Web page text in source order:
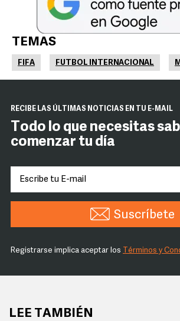
TEMAS
FIFA FUTBOL INTERNACIONAL
RECIBE LAS ÚLTIMAS NOTICIAS EN TU E-MAIL
Todo lo que necesitas
comenzar tu día
Suscríbete
Registrarse implica aceptar los Términos y
LEE TAMBIÉN